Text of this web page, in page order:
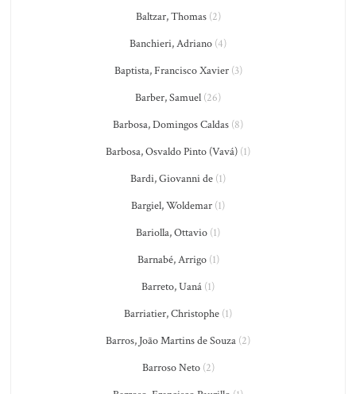
Baltzar, Thomas(2)
Banchieri, Adriano (4)
Baptista, Francisco Xavier(3)
Barber, Samuel (26)
Barbosa, Domingos Caldas (8)
Barbosa, Osvaldo Pinto (Vavá) (1)
Bardi, Giovanni de (1)
Bargiel, Woldemar (1)
Bariolla, Ottavio (1)
Barnabé, Arrigo(1)
Barreto, Uaná (1)
Barriatier, Christophe (1)
Barros, João Martins de Souza (2)
Barroso Neto(2)